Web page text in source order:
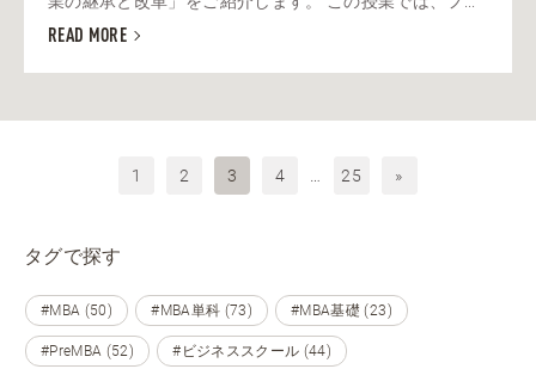
READ MORE
1 2 3 4 25 »
タグで探す
#MBA (50) #MBA単科 (73) #MBA基礎 (23)
#PreMBA (52) #ビジネススクール (44)